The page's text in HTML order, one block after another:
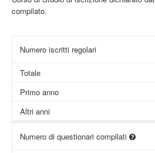
compilato.
Numero iscritti regolari
Totale
Primo anno
Altri anni
Numero di questionari compilati